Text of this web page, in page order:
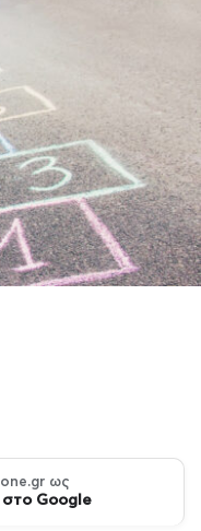
ως
στο Google